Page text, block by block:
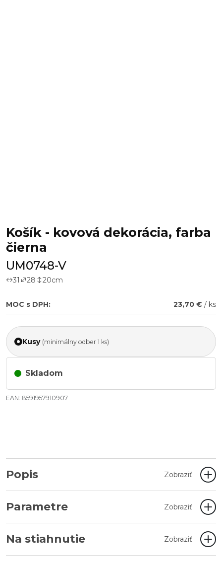
Košík - kovová dekorácia, farba
čierna
UM0748-V
31 28 20cm
MOC s DPH: 23,70 € / ks
Kusy (minimálny odber 1 ks)
Skladom
EAN: 8591957910907
Popis Zobraziť
Parametre Zobraziť
Na stiahnutie Zobraziť